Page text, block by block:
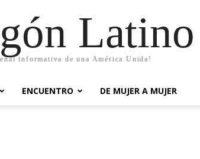
Latino
informativa de una América Unida!
ENCUENTRO DE MUJER A MUJER